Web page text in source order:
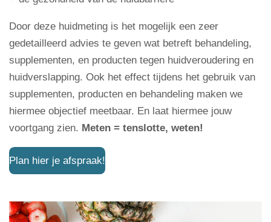
Door deze huidmeting is het mogelijk een zeer
gedetailleerd advies te geven wat betreft behandeling,
supplementen, en producten tegen huidveroudering en
huidverslapping. Ook het effect tijdens het gebruik van
supplementen, producten en behandeling maken we
hiermee objectief meetbaar. En laat hiermee jouw
voortgang zien. Meten = tenslotte, weten!
Plan hier je afspraak!